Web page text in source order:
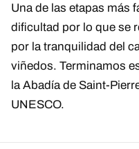
Una de las etapas más
dificultad por lo que se
por la tranquilidad del
viñedos. Terminamos
la Abadía de Saint-
UNESCO.